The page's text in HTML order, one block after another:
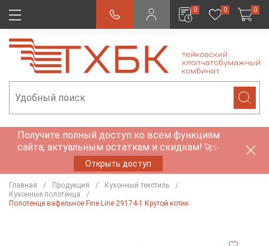
0 0 0
Получите полный доступ ко всем функциям
сайта, актуальным остаткам и скидкам! 🚀✨
Открыть доступ
Главная Продукция
Кухонный текстиль
Кухонные полотенца
Полотенце вафельное Fine Line 29174-1 Крутой котик